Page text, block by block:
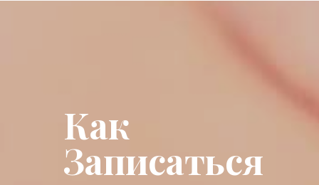
Как
Записаться